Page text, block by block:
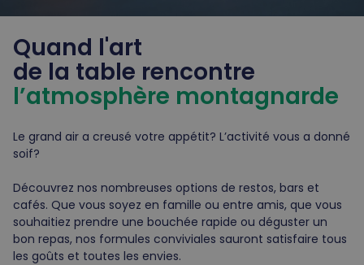
Quand l'art
de la table rencontre
l’atmosphère montagnarde
Le grand air a creusé votre appétit? L’activité vous a donné
soif?
Découvrez nos nombreuses options de restos, bars et
cafés. Que vous soyez en famille ou entre amis, que vous
souhaitiez prendre une bouchée rapide ou déguster un
bon repas, nos formules conviviales sauront satisfaire tous
les goûts et toutes les envies.